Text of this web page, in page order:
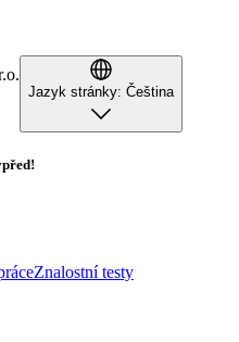
Jazyk stránky: Čeština
Znalostní testy